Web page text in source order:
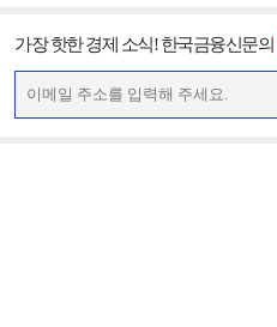
가장 핫한 경제 소식! 한국금융신문의